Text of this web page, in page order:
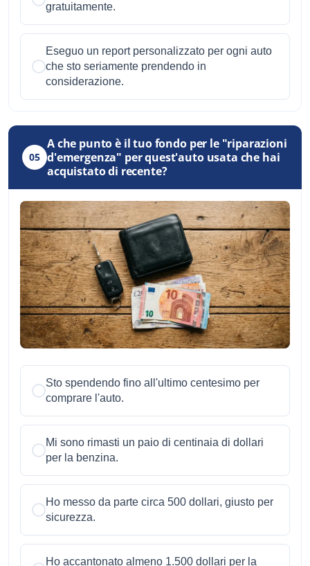
gratuitamente.
Eseguo un report personalizzato per ogni auto
che sto seriamente prendendo in
considerazione.
05
A che punto è il tuo fondo per le "riparazioni
d'emergenza" per quest'auto usata che hai
acquistato di recente?
Sto spendendo fino all'ultimo centesimo per
comprare l'auto.
Mi sono rimasti un paio di centinaia di dollari
per la benzina.
Ho messo da parte circa 500 dollari, giusto per
sicurezza.
Ho accantonato almeno 1.500 dollari per la